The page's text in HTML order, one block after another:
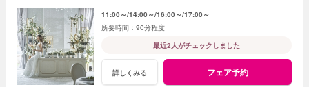
11:00～ 14:00～ 16:00～ 17:00～
90分程度
最近2人がチェックしました
詳しくみる フェア予約